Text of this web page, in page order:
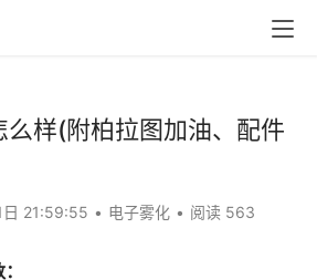
样(附柏拉图加油、配件
日 21:59:55 • 电子雾化 • 阅读 563